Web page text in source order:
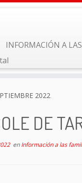
INFORMACIÓN A
2022
DE
enInformación a las